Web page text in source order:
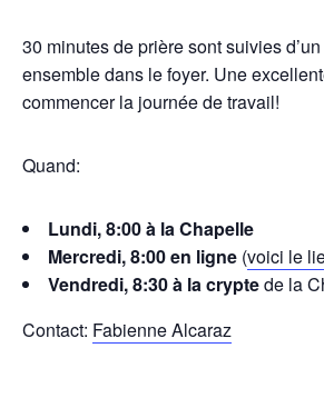
30 minutes de prière sont suivies
ensemble dans le foyer. Une
commencer la journée de travail!
Quand:
Lundi, 8:00 à la Chapelle
Mercredi, 8:00 en ligne (voici le
Vendredi, 8:30 à la cryptede la
Contact: Fabienne Alcaraz